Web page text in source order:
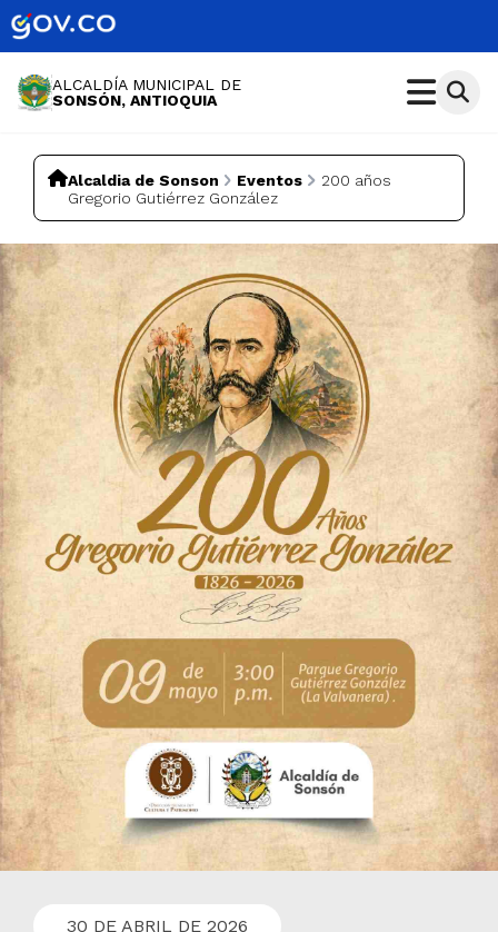
ALCALDÍA MUNICIPAL DE
SONSÓN, ANTIOQUIA
Alcaldia de Sonson Eventos
200 años
Gregorio Gutiérrez González
30 DE ABRIL DE 2026